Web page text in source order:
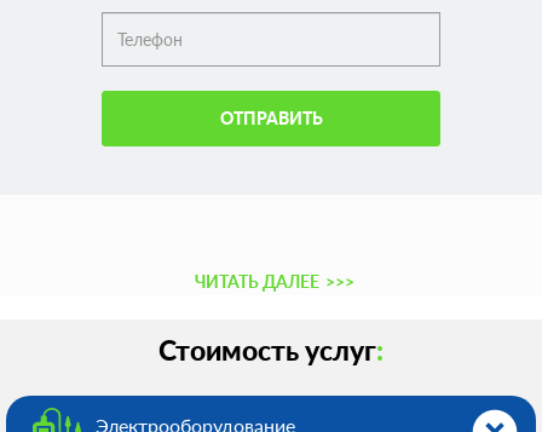
ОТПРАВИТЬ
ЧИТАТЬ ДАЛЕЕ >>>
Стоимость услуг:
Электрооборудованиe